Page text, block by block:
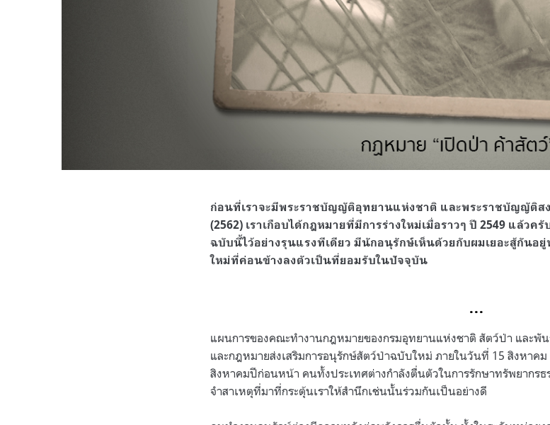
ก่อนที่เราจะมีพระราชบัญญัติอุทยานแห่งชาติ และพระราชบัญญัติ
(2562) เราเกือบได้กฎหมายที่มีการร่างใหม่เมื่อราวๆ ปี 2549 แล้วครั
ฉบับนี้ไว้อย่างรุนแรงทีเดียว มีนักอนุรักษ์เห็นด้วยกับผมเยอะสู้กันอ
ใหม่ที่ค่อนข้างลงตัวเป็นที่ยอมรับในปัจจุบัน
…
แผนการของคณะทำงานกฎหมายของกรมอุทยานแห่งชาติ สัตว์ป่า และพั
และกฎหมายส่งเสริมการอนุรักษ์สัตว์ป่าฉบับใหม่ ภายในวันที่ 15 สิงหาคม
สิงหาคมปีก่อนหน้า คนทั้งประเทศต่างกำลังตื่นตัวในการรักษาทรัพยากรธ
จำสาเหตุที่มาที่กระตุ้นเราให้สำนึกเช่นนั้นร่วมกันเป็นอย่างดี